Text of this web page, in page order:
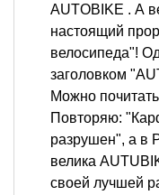
AUTOBIKE . А
настоящий
велосипеда"!
заголовком
Можно
Повторяю:
разрушен", а в
велика
своей лучшей